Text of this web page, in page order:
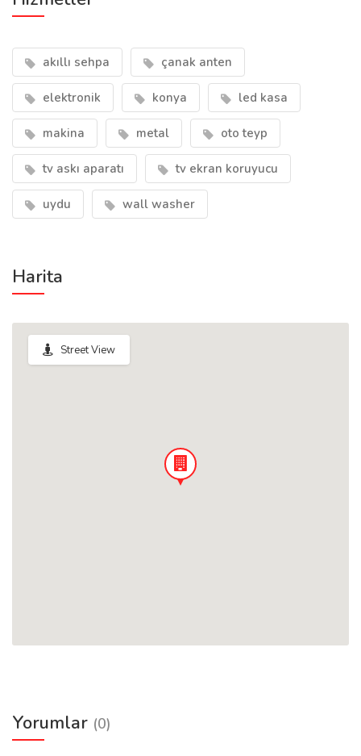
akıllı sehpa çanak anten
elektronik konya led kasa
makina metal oto teyp
tv askı aparatı tv ekran koruyucu
uydu wall washer
Harita
Street View
Yorumlar (0)